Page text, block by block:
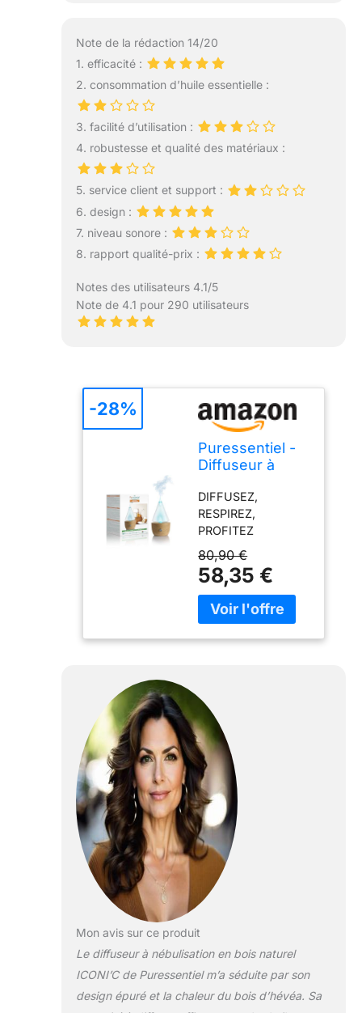
Note de la rédaction 14/20
1. efficacité :
2. consommation d’huile essentielle :
3. facilité d’utilisation :
4. robustesse et qualité des matériaux :
5. service client et support :
6. design :
7. niveau sonore :
8. rapport qualité-prix :
Notes des utilisateurs 4.1/5
Note de 4.1 pour 290 utilisateurs
Puressentiel -
Diffuseur à
Bois Naturel
ICONI'C, Blanc
et Bois, 1 Unité
(Lot de 1)
DIFFUSEZ,
RESPIREZ,
PROFITEZ
pleinement des
bienfaits des huiles
essentielles Ce
diffuseur
d'aromathérapie
meilleur des
propriétés des
huiles essentielles
PRATIQUE AVEC
ARRET
AUTOMATIQUE:
diffuseur d'huile
essentielle en verre
et bois silencieux et
sécurisé. Minuterie
incorporée dès la
mise en fonction de
l’appareil avec arrêt
bout d’une heure.
Adapté pour votre
maison ou bureau 2
MODES DE
80,90 €
58,35 €
-28%
Mon avis sur ce produit
Le diffuseur à nébulisation en bois naturel
ICONI’C de Puressentiel m’a séduite par son
design épuré et la chaleur du bois d’hévéa. Sa